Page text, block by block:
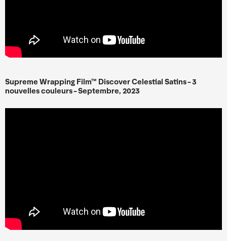
Supreme Wrapping Film™ Discover Celestial Satins - 3
nouvelles couleurs - Septembre, 2023